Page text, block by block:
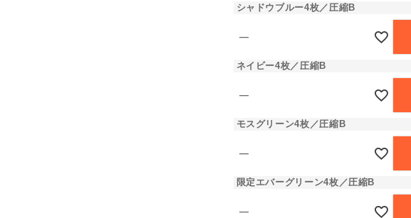
シャドウブルー4枚／圧縮B
―
ネイビー4枚／圧縮B
―
モスグリーン4枚／圧縮B
―
限定エバーグリーン4枚／圧縮B
―